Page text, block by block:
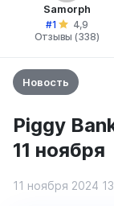
Samorph
#1
4,9
Отзывы (338)
Новость
Piggy
11 ноября
11 ноября 2024